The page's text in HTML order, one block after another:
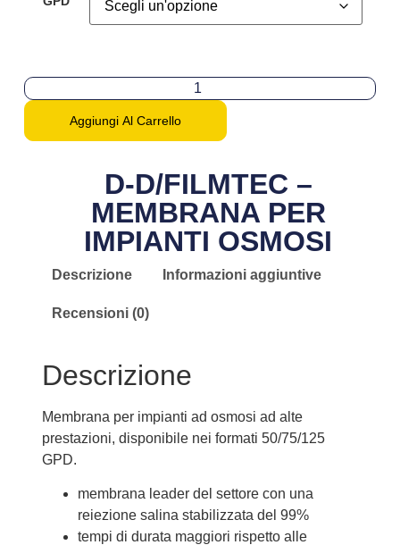
Aggiungi Al Carrello
D-D/FILMTEC –
MEMBRANA PER
IMPIANTI OSMOSI
Descrizione Informazioni aggiuntive
Recensioni (0)
Descrizione
Membrana per impianti ad osmosi ad alte
prestazioni, disponibile nei formati 50/75/125
GPD.
membrana leader del settore con una
reiezione salina stabilizzata del 99%
tempi di durata maggiori rispetto alle